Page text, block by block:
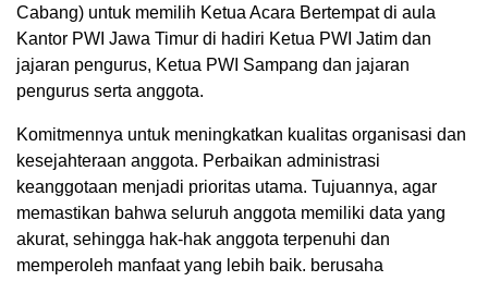
Cabang) untuk memilih Ketua Acara Bertempat di aula
Kantor PWI Jawa Timur di hadiri Ketua PWI Jatim dan
jajaran pengurus, Ketua PWI Sampang dan jajaran
pengurus serta anggota.
Komitmennya untuk meningkatkan kualitas organisasi dan
kesejahteraan anggota. Perbaikan administrasi
keanggotaan menjadi prioritas utama. Tujuannya, agar
memastikan bahwa seluruh anggota memiliki data yang
akurat, sehingga hak-hak anggota terpenuhi dan
memperoleh manfaat yang lebih baik. berusaha